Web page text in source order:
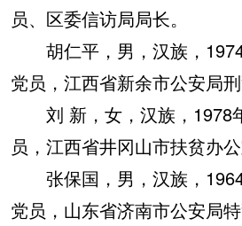
员、区委信访局局长。
胡仁平，男，汉族，
党员，江西省新余市公安局刑
刘 新，女，汉族，1978
员，江西省井冈山市扶贫办公
张保国，男，汉族，
党员，山东省济南市公安局